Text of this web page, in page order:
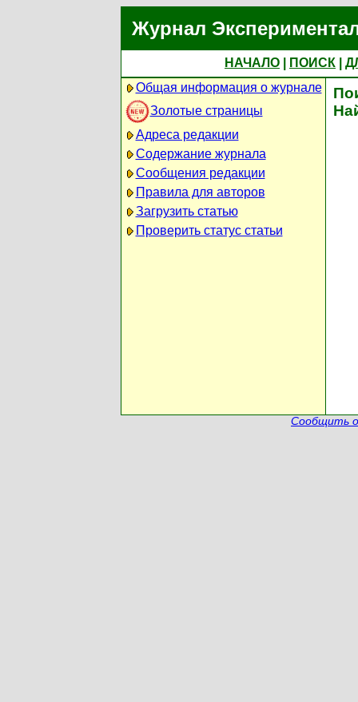
Журнал
НАЧАЛО ПОИСК
Общая информация о журнале
Золотые страницы
Адреса редакции
Содержание журнала
Сообщения редакции
Правила для авторов
Загрузить статью
Проверить статус статьи
Сообщить о